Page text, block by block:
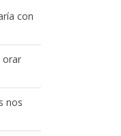
con
orar
nos